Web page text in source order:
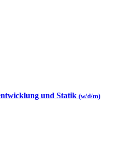
und Statik (w/d/m)